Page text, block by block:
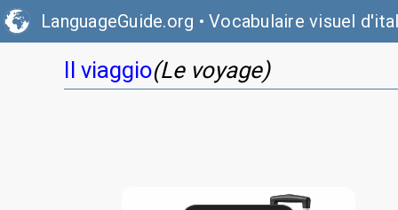
LanguageGuide.org • Vocabulaire visuel
Il viaggio(Le voyage)